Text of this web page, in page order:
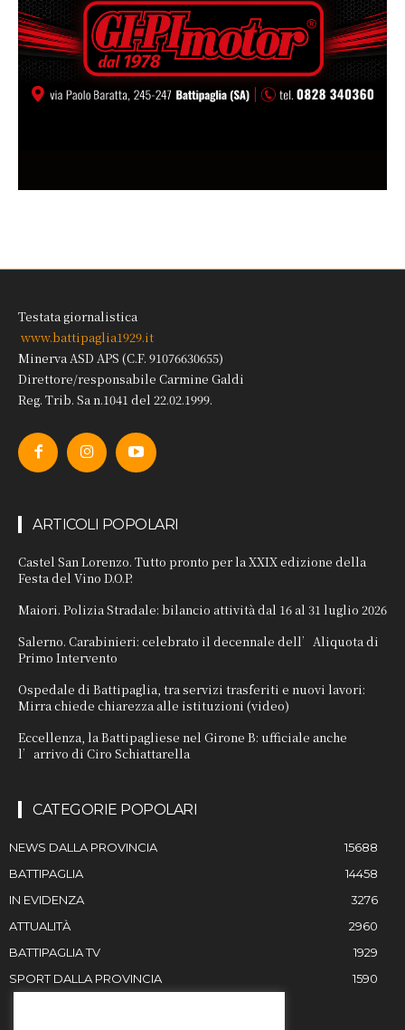
Testata giornalistica
www.battipaglia1929.it
Minerva ASD APS (C.F. 91076630655)
Direttore/responsabile Carmine Galdi
Reg. Trib. Sa n.1041 del 22.02.1999.
ARTICOLI POPOLARI
Castel San Lorenzo. Tutto pronto per la XXIX edizione della
Festa del Vino D.O.P.
Maiori. Polizia Stradale: bilancio attività dal 16 al 31 luglio 2026
Salerno. Carabinieri: celebrato il decennale dell’Aliquota di
Primo Intervento
Ospedale di Battipaglia, tra servizi trasferiti e nuovi lavori:
Mirra chiede chiarezza alle istituzioni (video)
Eccellenza, la Battipagliese nel Girone B: ufficiale anche
l’arrivo di Ciro Schiattarella
CATEGORIE POPOLARI
NEWS DALLA PROVINCIA
15688
BATTIPAGLIA
14458
IN EVIDENZA
3276
ATTUALITÀ
2960
BATTIPAGLIA TV
1929
SPORT DALLA PROVINCIA
1590